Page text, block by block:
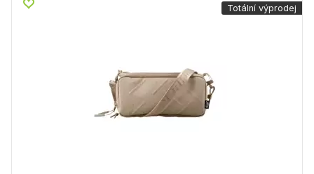
Totální výprodej